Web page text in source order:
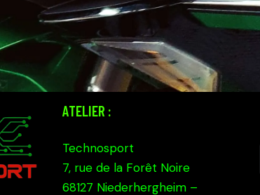
ATELIER :
Technosport
7, rue de la Forêt Noire
68127 Niederhergheim –